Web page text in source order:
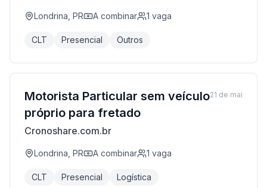
Londrina, PR A combinar 1 vaga
CLT Presencial Outros
Motorista Particular sem veículo
próprio para fretado
Cronoshare.com.br
Londrina, PR A combinar 1 vaga
CLT Presencial Logística
21 de mai